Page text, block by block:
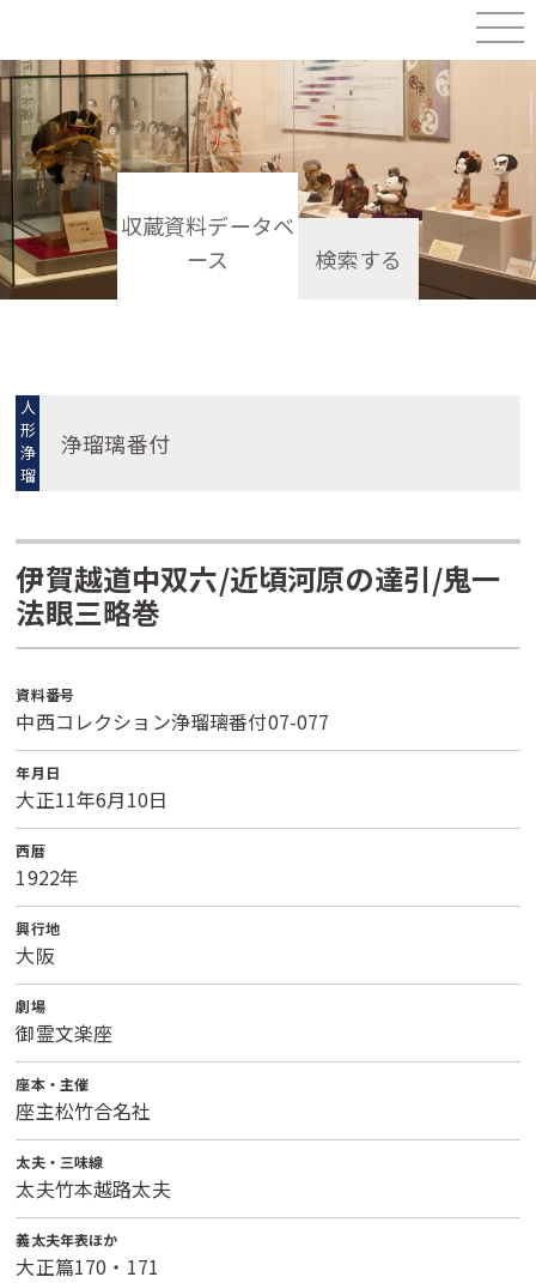
収蔵資料データベ
ース
検索する
人
形
浄
瑠
璃
浄瑠璃番付
伊賀越道中双六/近頃河原の達引/鬼一
法眼三略巻
資料番号
中西コレクション浄瑠璃番付07-077
年月日
大正11年6月10日
西暦
1922年
興行地
大阪
劇場
御霊文楽座
座本・主催
座主松竹合名社
太夫・三味線
太夫竹本越路太夫
義太夫年表ほか
大正篇170・171